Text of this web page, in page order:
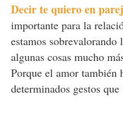
Decir te quiero en
importante para la
estamos sobrevalorando
algunas cosas mucho
Porque el amor también
determinados gestos